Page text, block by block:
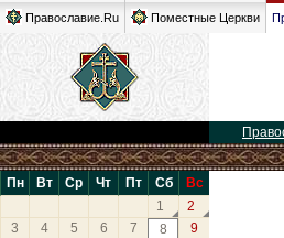
Православие.Ru Поместные Церкви
Пн Вт Ср Чт Пт Сб
Вс
1
2
3
4 5 6 7 8
9